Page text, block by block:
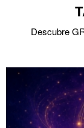
Descubre